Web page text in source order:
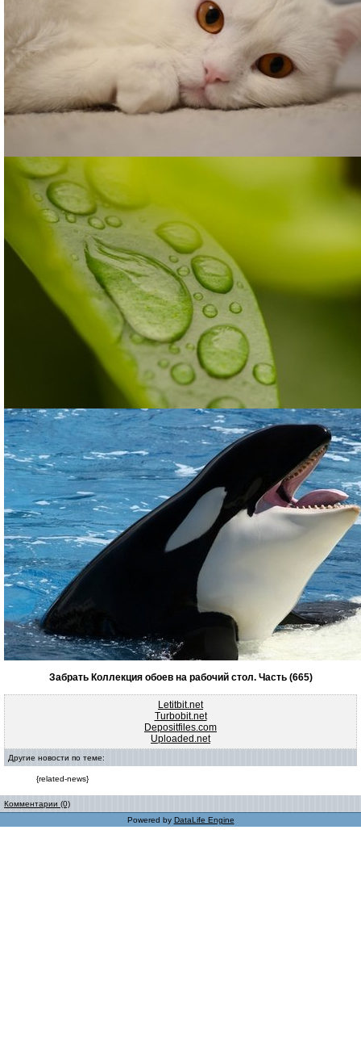
Забрать Коллекция обоев на рабочий стол. Часть (665)
Letitbit.net
Turbobit.net
Depositfiles.com
Uploaded.net
Другие новости по теме:
{related-news}
Комментарии (0)
Powered by DataLife Engine